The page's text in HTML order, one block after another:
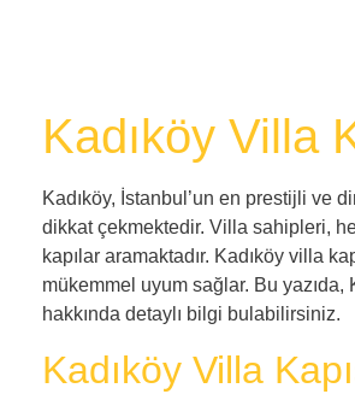
Kadıköy Villa
Kadıköy, İstanbul’un en prestijli ve
dikkat çekmektedir. Villa sahipleri,
kapılar aramaktadır. Kadıköy villa
mükemmel uyum sağlar. Bu
hakkında detaylı bilgi bulabilirsiniz.
Kadıköy Villa